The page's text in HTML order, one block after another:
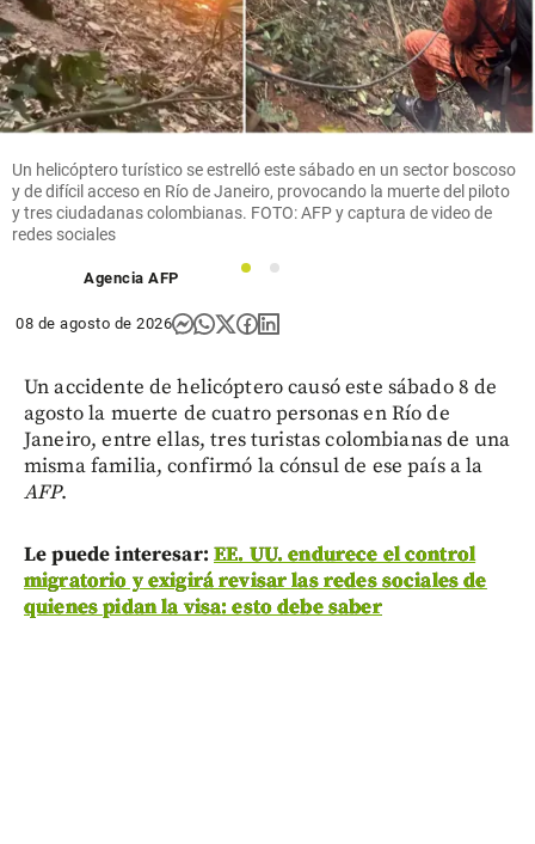
Un helicóptero turístico se estrelló este sábado en un sector boscoso
y de difícil acceso en Río de Janeiro, provocando la muerte del piloto
y tres ciudadanas colombianas. FOTO: AFP y captura de video de
redes sociales
1 2
Agencia AFP
08 de agosto de 2026
Un accidente de helicóptero causó este sábado 8 de
agosto la muerte de cuatro personas en Río de
Janeiro, entre ellas, tres turistas colombianas de una
misma familia, confirmó la cónsul de ese país a la
AFP.
Le puede interesar: EE. UU. endurece el control
migratorio y exigirá revisar las redes sociales de
quienes pidan la visa: esto debe saber